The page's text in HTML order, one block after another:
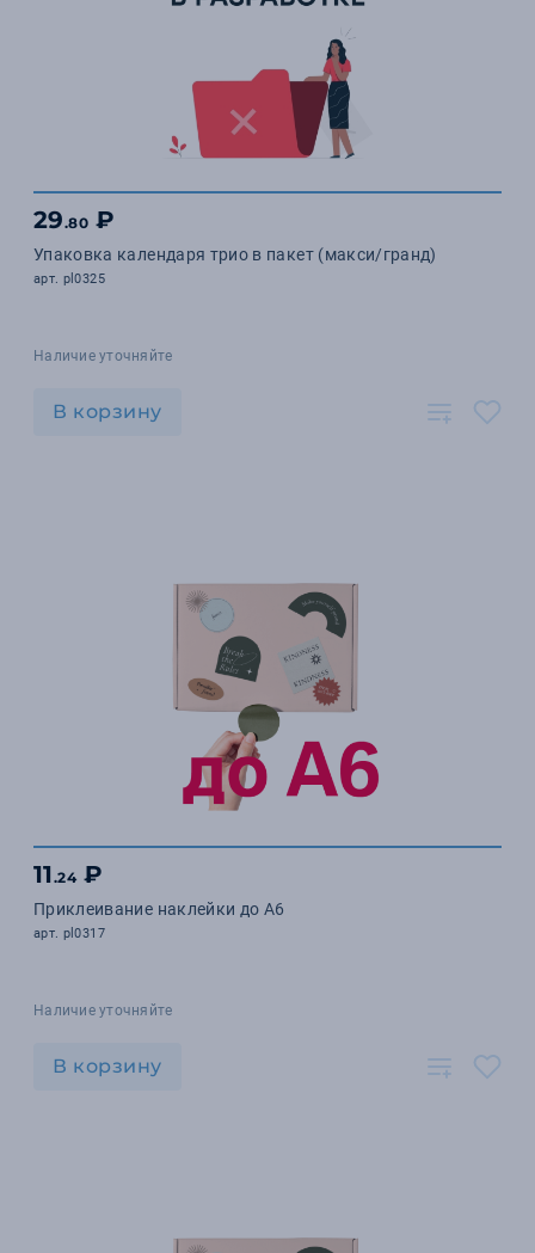
29.80 ₽
Упаковка календаря трио в пакет (макси/гранд)
арт. pl0325
Наличие уточняйте
В корзину
11.24₽
Приклеивание наклейки до А6
арт. pl0317
Наличие уточняйте
В корзину